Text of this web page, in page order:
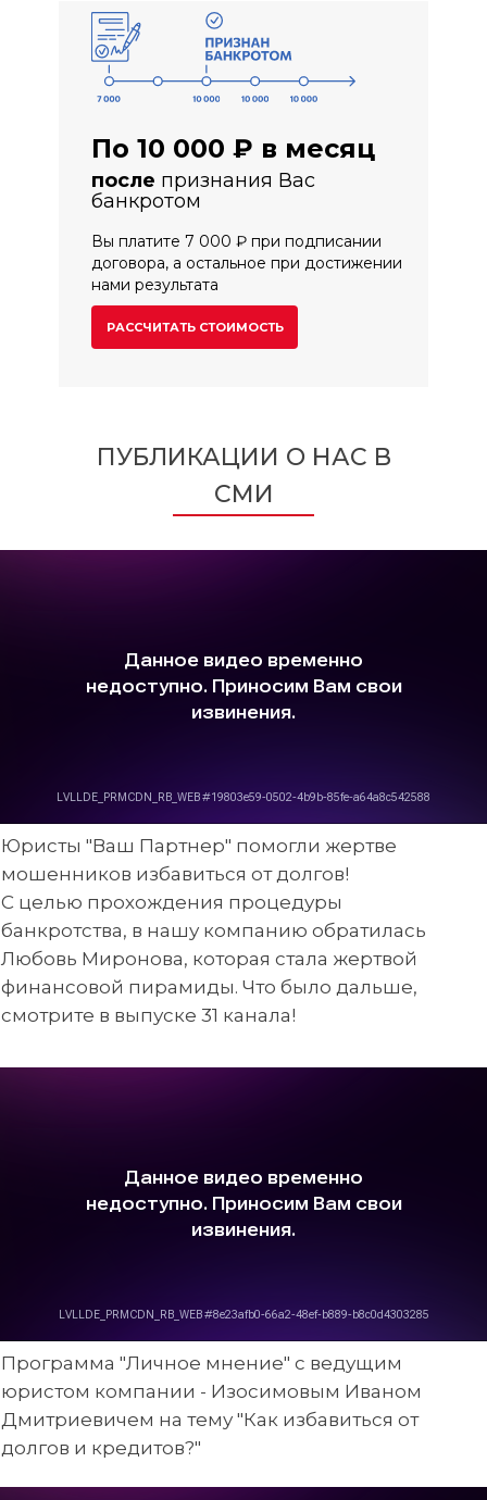
РАССЧИТАТЬ СТОИМОСТЬ
Вы платите 7 000 ₽ при подписании
договора, а остальное при достижении
нами результата
после признания Вас
банкротом
По 10 000 ₽ в месяц
ПУБЛИКАЦИИ О НАС В
СМИ
Юристы "Ваш Партнер" помогли жертве
мошенников избавиться от долгов!
С целью прохождения процедуры
банкротства, в нашу компанию обратилась
Любовь Миронова, которая стала жертвой
финансовой пирамиды. Что было дальше,
смотрите в выпуске 31 канала!
Программа "Личное мнение" с ведущим
юристом компании - Изосимовым Иваном
Дмитриевичем на тему "Как избавиться от
долгов и кредитов?"